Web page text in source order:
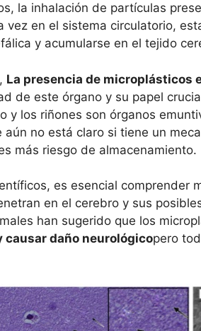
la inhalación de partículas
vez en el sistema circulatorio,
y acumularse en el tejido
La presencia de microplásticos
de este órgano y su papel
y los riñones son órganos
aún no está claro si tiene un
más riesgo de almacenamiento.
es esencial comprender
en el cerebro y sus
han sugerido que los
causar daño neurológicopero